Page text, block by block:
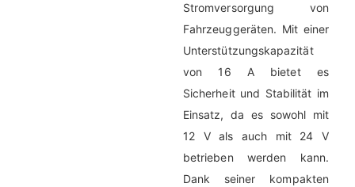
Stromversorgung von
Fahrzeuggeräten. Mit einer
Unterstützungskapazität
von 16 A bietet es
Sicherheit und Stabilität im
Einsatz, da es sowohl mit
12 V als auch mit 24 V
betrieben werden kann.
Dank seiner kompakten